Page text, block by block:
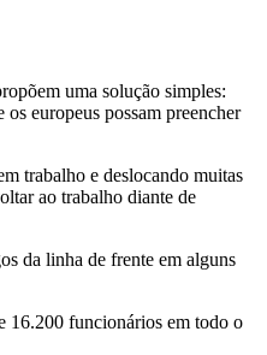
uma solução simples:
europeus possam preencher
trabalho e deslocando muitas
ao trabalho diante de
da linha de frente em alguns
16.200 funcionários em todo o